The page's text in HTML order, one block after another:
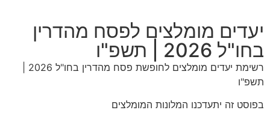
יעדים מומלצים לפסח מהדרין
בחו"ל 2026 | תשפ"ו
תשפ"ו
בפוסט זה יתעדכנו המלונות המומלצים